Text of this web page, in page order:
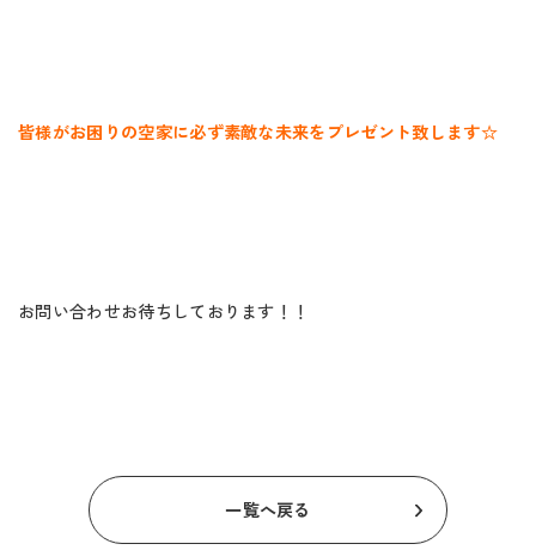
皆様がお困りの空家に必ず素敵な未来をプレゼント致します☆
お問い合わせお待ちしております！！
一覧へ戻る